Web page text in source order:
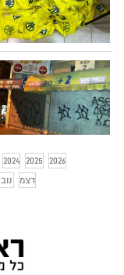
2024 2025
2026
נוב דצמ